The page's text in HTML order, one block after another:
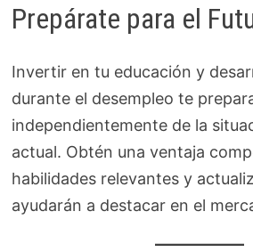
Prepárate para el
Invertir en tu educación y
durante el desempleo te
independientemente de la
actual. Obtén una ventaja
habilidades relevantes y
ayudarán a destacar en el